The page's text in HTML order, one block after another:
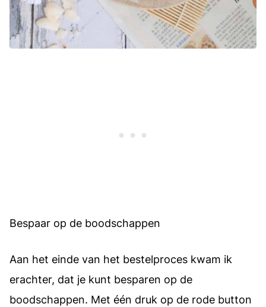
Bespaar op de boodschappen
Aan het einde van het bestelproces kwam ik
erachter, dat je kunt besparen op de
boodschappen. Met één druk op de rode button